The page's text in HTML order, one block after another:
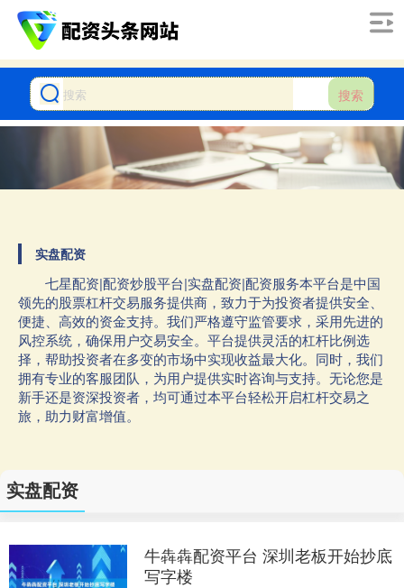
搜索
实盘配资
七星配资|配资炒股平台|实盘配资|配资服务本平台是中国
领先的股票杠杆交易服务提供商，致力于为投资者提供安全、
便捷、高效的资金支持。我们严格遵守监管要求，采用先进的
风控系统，确保用户交易安全。平台提供灵活的杠杆比例选
择，帮助投资者在多变的市场中实现收益最大化。同时，我们
拥有专业的客服团队，为用户提供实时咨询与支持。无论您是
新手还是资深投资者，均可通过本平台轻松开启杠杆交易之
旅，助力财富增值。
实盘配资
牛犇犇配资平台 深圳老板开始抄底
写字楼